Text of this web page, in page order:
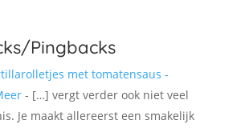
Pingbacks
met tomatensaus -
- […] vergt verder ook niet veel
Je maakt allereerst een smakelijk